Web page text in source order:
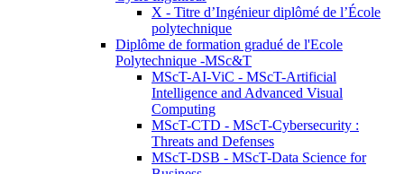
X - Titre d’Ingénieur diplômé de l’École
polytechnique
Diplôme de formation gradué de l'Ecole
Polytechnique -MSc&T
MScT-AI-ViC - MScT-Artificial
Intelligence and Advanced Visual
Computing
MScT-CTD - MScT-Cybersecurity :
Threats and Defenses
MScT-DSB - MScT-Data Science for